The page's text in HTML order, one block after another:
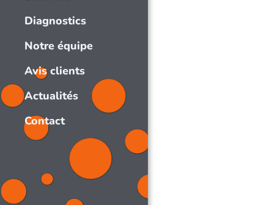
Diagnostics
Notre équipe
Avis clients
Actualités
Contact